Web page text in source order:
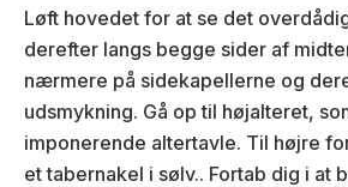
Løft hovedet for at se det
derefter langs begge sider af
nærmere på sidekapellerne og
udsmykning. Gå op til højalteret,
imponerende altertavle. Til højre
et tabernakel i sølv.. Fortab dig i at